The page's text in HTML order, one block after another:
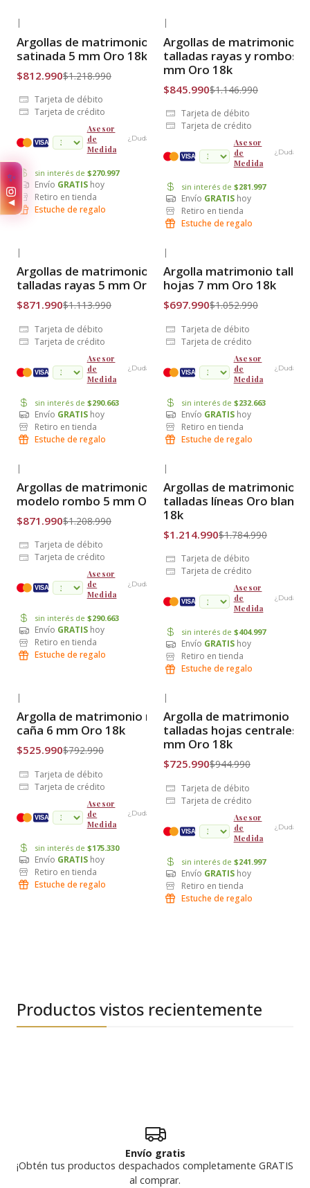
Envío Gratis
|
Argollas de matrimonio
satinada 5 mm Oro 18k
$812.990$1.218.990
Tarjeta de débito
Tarjeta de crédito
VISA
Asesor
de
Medida
¿Dudas?
sin interés de $270.997
Envío GRATIS hoy
Retiro en tienda
Estuche de regalo
Envío Gratis
|
Argollas de matrimonio
talladas rayas y rombos 5
mm Oro 18k
$845.990$1.146.990
Tarjeta de débito
Tarjeta de crédito
VISA
Asesor
de
Medida
¿Dudas?
sin interés de $281.997
Envío GRATIS hoy
Retiro en tienda
Estuche de regalo
Envío Gratis
|
Argollas de matrimonio
talladas rayas 5 mm Oro 18k
$871.990$1.113.990
Tarjeta de débito
Tarjeta de crédito
VISA
Asesor
de
Medida
¿Dudas? cuotas
sin interés de $290.663
Envío GRATIS hoy
Retiro en tienda
Estuche de regalo
Envío Gratis
|
Argolla matrimonio
hojas 7 mm Oro 18k
$697.990$1.052.990
Tarjeta de débito
Tarjeta de crédito
VISA
Asesor
de
Medida
¿Dudas?
sin interés de $232.663
Envío GRATIS hoy
Retiro en tienda
Estuche de regalo
Envío Gratis
|
Argollas de matrimonio
modelo rombo 5 mm Oro 18k
$871.990$1.208.990
Tarjeta de débito
Tarjeta de crédito
VISA
Asesor
de
Medida
¿Dudas?
sin interés de $290.663
Envío GRATIS hoy
Retiro en tienda
Estuche de regalo
Envío Gratis
|
Argollas de matrimonio
talladas líneas Oro blanco
18k
$1.214.990$1.784.990
Tarjeta de débito
Tarjeta de crédito
VISA
Asesor
de
Medida
¿Dudas?
sin interés de $404.997
Envío GRATIS hoy
Retiro en tienda
Estuche de regalo
Envío Gratis
|
Argolla de matrimonio media
caña 6 mm Oro 18k
$525.990$792.990
Tarjeta de débito
Tarjeta de crédito
VISA
Asesor
de
Medida
¿Dudas?
sin interés de $175.330
Envío GRATIS hoy
Retiro en tienda
Estuche de regalo
Envío Gratis
|
Argolla de matrimonio
talladas hojas centrales 7
mm Oro 18k
$725.990$944.990
Tarjeta de débito
Tarjeta de crédito
VISA
Asesor
de
Medida
¿Dudas?
sin interés de $241.997
Envío GRATIS hoy
Retiro en tienda
Estuche de regalo
Productos vistos recientemente
Envío gratis
¡Obtén tus productos despachados completamente GRATIS
al comprar.
✨
◀